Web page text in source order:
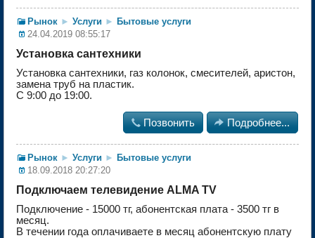
Рынок ► Услуги ► Бытовые услуги
24.04.2019 08:55:17
Установка сантехники
Установка сантехники, газ колонок, смесителей, аристон,
замена труб на пластик.
С 9:00 до 19:00.
 Позвонить  Подробнее...
Рынок ► Услуги ► Бытовые услуги
18.09.2018 20:27:20
Подключаем телевидение АLMA ТV
Подключение - 15000 тг, абонентская плата - 3500 тг в
месяц.
В течении года оплачиваете в месяц абонентскую плату